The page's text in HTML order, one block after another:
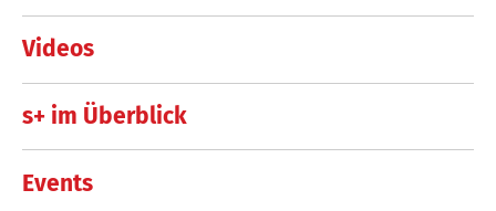
Videos
s+ im Überblick
Events